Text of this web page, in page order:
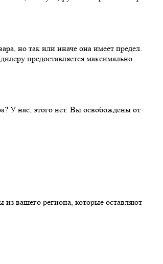
но так или иначе она имеет предел.
предоставляется максимально
У нас, этого нет. Вы освобождены от
вашего региона, которые оставляют